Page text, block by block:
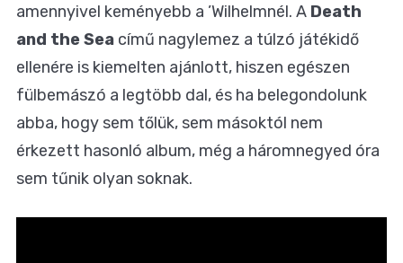
amennyivel keményebb a ’Wilhelmnél. A Death
and the Sea című nagylemez a túlzó játékidő
ellenére is kiemelten ajánlott, hiszen egészen
fülbemászó a legtöbb dal, és ha belegondolunk
abba, hogy sem tőlük, sem másoktól nem
érkezett hasonló album, még a háromnegyed óra
sem tűnik olyan soknak.